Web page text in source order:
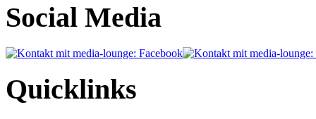
Social Media
Quicklinks